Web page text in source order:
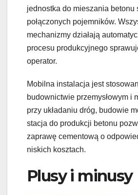
jednostka do mieszania betonu
połączonych pojemników.
mechanizmy działają
procesu produkcyjnego
operator.
Mobilna instalacja jest
budownictwie przemysłowym i
przy układaniu dróg, budowie
stacja do produkcji betonu
zaprawę cementową o
niskich kosztach.
Plusy i minusy